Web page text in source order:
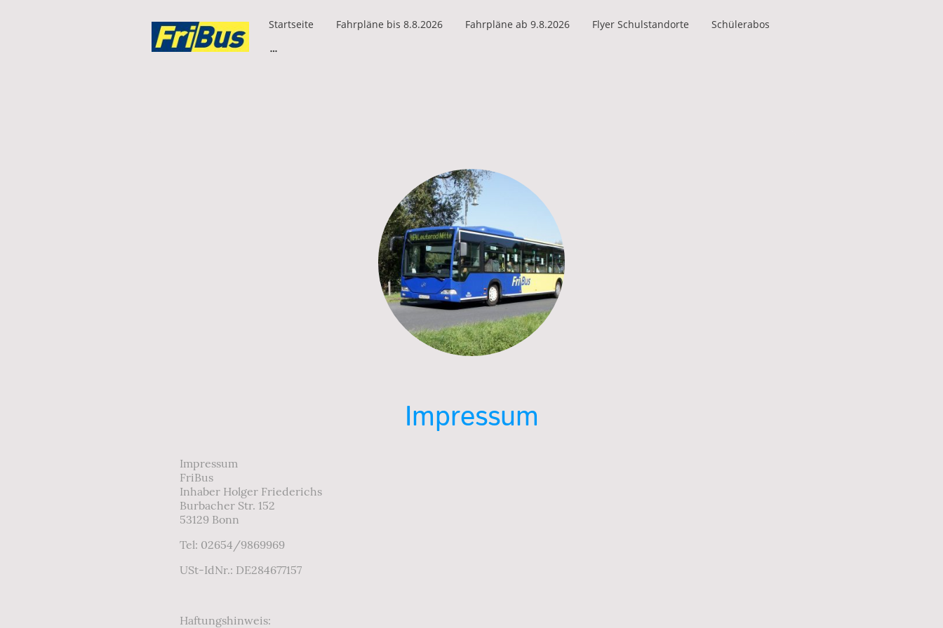
Startseite Fahrpläne bis 8.8.2026 Fahrpläne ab 9.8.2026 Flyer Schulstandorte Schülerabos
Impressum
Impressum
FriBus
Inhaber Holger Friederichs
Burbacher Str. 152
53129 Bonn
Tel: 02654/9869969
USt-IdNr.: DE284677157
Haftungshinweis: